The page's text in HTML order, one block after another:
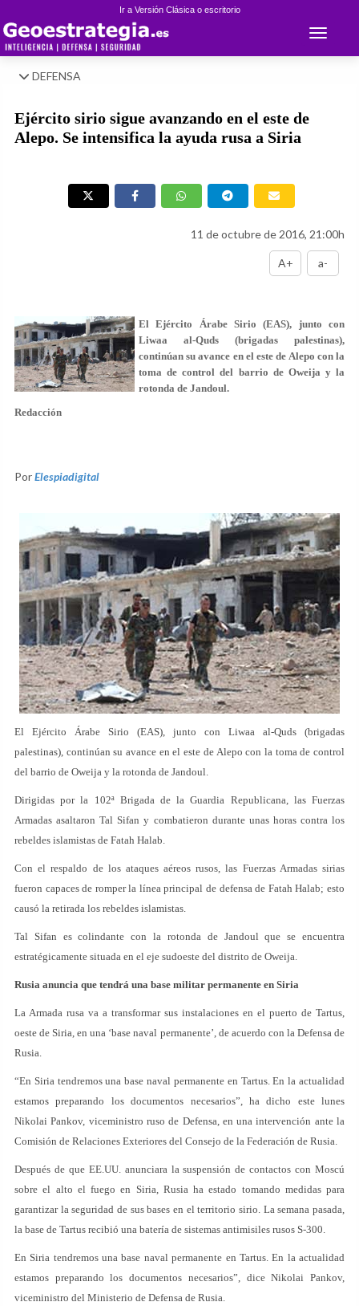
Ir a Versión Clásica o escritorio
Toggle
DEFENSA
Ejército sirio sigue avanzando en el este de
Alepo. Se intensifica la ayuda rusa a Siria
11 de octubre de 2016, 21:00h
A+ a-
El Ejército Árabe Sirio (EAS), junto con
Liwaa al-Quds (brigadas palestinas),
continúan su avance en el este de Alepo con la
toma de control del barrio de Oweija y la
rotonda de Jandoul.
Redacción
PorElespiadigital
El Ejército Árabe Sirio (EAS), junto con Liwaa al-Quds (brigadas
palestinas), continúan su avance en el este de Alepo con la toma de control
del barrio de Oweija y la rotonda de Jandoul.
Dirigidas por la 102ª Brigada de la Guardia Republicana, las Fuerzas
Armadas asaltaron Tal Sifan y combatieron durante unas horas contra los
rebeldes islamistas de Fatah Halab.
Con el respaldo de los ataques aéreos rusos, las Fuerzas Armadas sirias
fueron capaces de romper la línea principal de defensa de Fatah Halab; esto
causó la retirada los rebeldes islamistas.
Tal Sifan es colindante con la rotonda de Jandoul que se encuentra
estratégicamente situada en el eje sudoeste del distrito de Oweija.
Rusia anuncia que tendrá una base militar permanente en Siria
La Armada rusa va a transformar sus instalaciones en el puerto de Tartus,
oeste de Siria, en una ‘base naval permanente’, de acuerdo con la Defensa de
Rusia.
“En Siria tendremos una base naval permanente en Tartus. En la actualidad
estamos preparando los documentos necesarios”, ha dicho este lunes
Nikolai Pankov, viceministro ruso de Defensa, en una intervención ante la
Comisión de Relaciones Exteriores del Consejo de la Federación de Rusia.
Después de que EE.UU. anunciara la suspensión de contactos con Moscú
sobre el alto el fuego en Siria, Rusia ha estado tomando medidas para
garantizar la seguridad de sus bases en el territorio sirio. La semana pasada,
la base de Tartus recibió una batería de sistemas antimisiles rusos S-300.
En Siria tendremos una base naval permanente en Tartus. En la actualidad
estamos preparando los documentos necesarios”, dice Nikolai Pankov,
viceministro del Ministerio de Defensa de Rusia.